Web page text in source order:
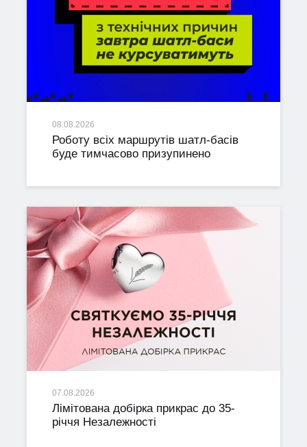
08.08.2026
Роботу всіх маршрутів шатл-басів
буде тимчасово призупинено
07.08.2026
Лімітована добірка прикрас до 35-
річчя Незалежності